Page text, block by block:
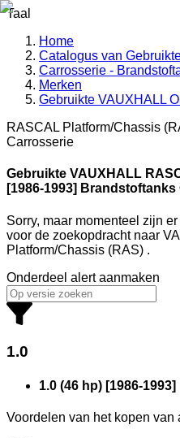
Taal
Home
Catalogus van
Carrosserie -
Merken
Gebruikte VAUXHALL
RASCAL Platform/Chassis
Carrosserie
Gebruikte VAUXHALL
[1986-1993] Brandstoftanks
Sorry, maar momenteel zijn
voor de zoekopdracht naar
Platform/Chassis (RAS) .
Onderdeel alert aanmaken
1.0
1.0 (46 hp) [1986-1993]
Voordelen van het kopen